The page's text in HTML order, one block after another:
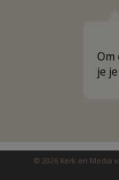
Om
je je
© 2026 Kerk en Media